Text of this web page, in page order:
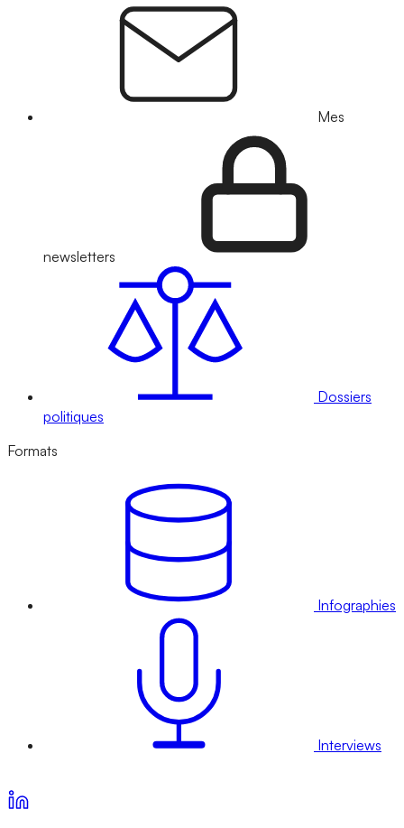
Mes
newsletters
Dossiers
politiques
Formats
Infographies
Interviews